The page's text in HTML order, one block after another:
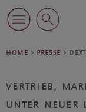
home presse
vertrieb,
unter neuer